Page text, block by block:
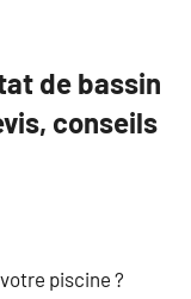
de bassin
conseils
piscine ?